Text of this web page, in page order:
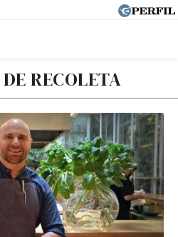
RECOLETA